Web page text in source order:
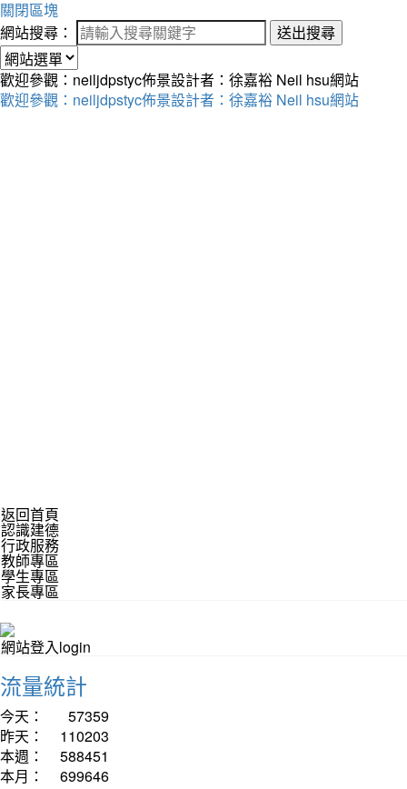
關閉區塊
網站搜尋：
送出搜尋
歡迎參觀：neiljdpstyc佈景設計者：徐嘉裕 Neil hsu網站
歡迎參觀：neiljdpstyc佈景設計者：徐嘉裕 Neil hsu網站
返回首頁
認識建德
行政服務
教師專區
學生專區
家長專區
網站登入login
流量統計
今天：
57359
昨天：
110203
本週：
588451
本月：
699646